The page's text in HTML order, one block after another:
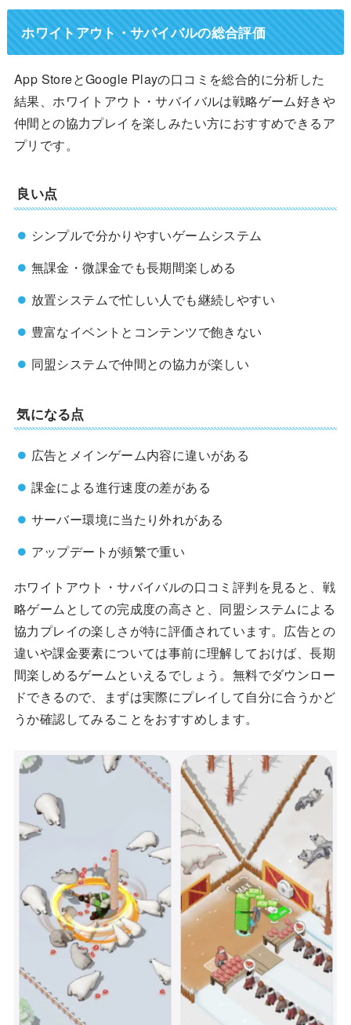
ホワイトアウト・サバイバルの総合評価
App StoreとGoogle Playの口コミを総合的に分析した
結果、ホワイトアウト・サバイバルは戦略ゲーム好きや
仲間との協力プレイを楽しみたい方におすすめできるア
プリです。
良い点
シンプルで分かりやすいゲームシステム
無課金・微課金でも長期間楽しめる
放置システムで忙しい人でも継続しやすい
豊富なイベントとコンテンツで飽きない
同盟システムで仲間との協力が楽しい
気になる点
広告とメインゲーム内容に違いがある
課金による進行速度の差がある
サーバー環境に当たり外れがある
アップデートが頻繁で重い
ホワイトアウト・サバイバルの口コミ評判を見ると、戦
略ゲームとしての完成度の高さと、同盟システムによる
協力プレイの楽しさが特に評価されています。広告との
違いや課金要素については事前に理解しておけば、長期
間楽しめるゲームといえるでしょう。無料でダウンロー
ドできるので、まずは実際にプレイして自分に合うかど
うか確認してみることをおすすめします。